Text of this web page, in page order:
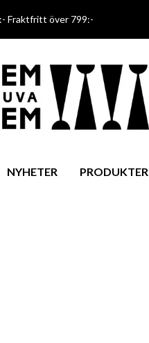
Fraktfritt över 799:-
NYHETER PRODUKTER